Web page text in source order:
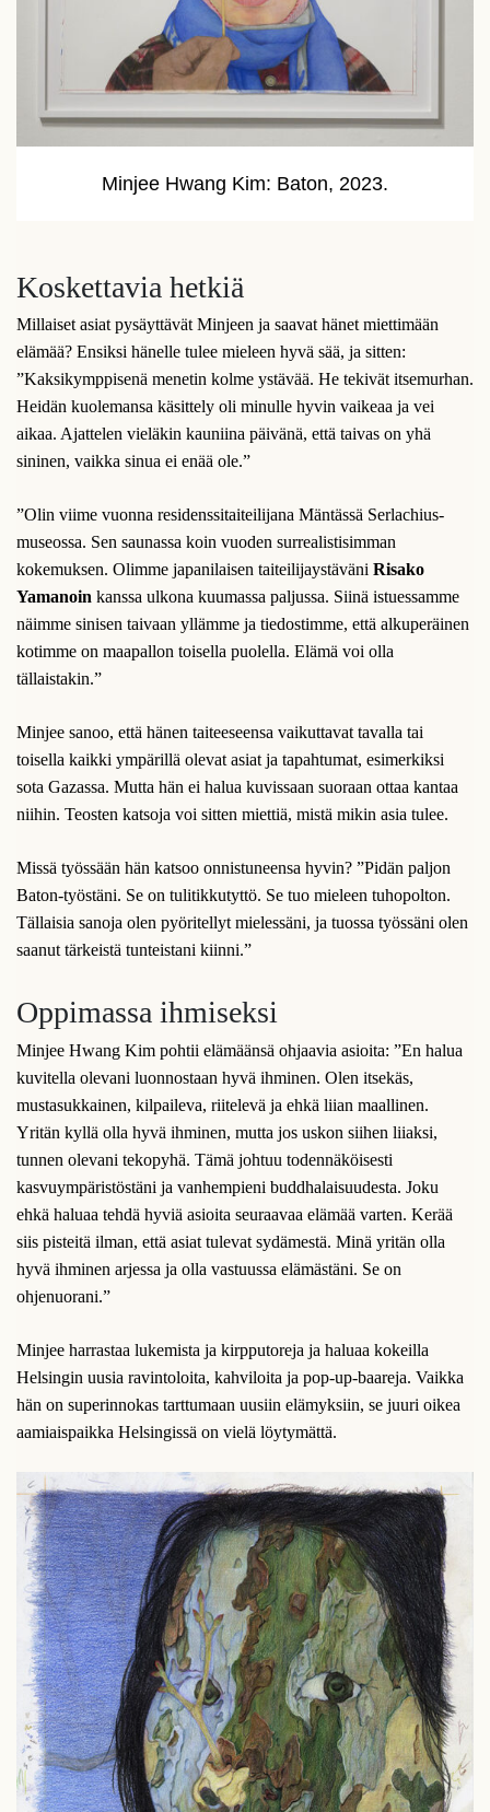
Minjee Hwang Kim: Baton, 2023.
Koskettavia hetkiä
Millaiset asiat pysäyttävät Minjeen ja saavat hänet miettimään
elämää? Ensiksi hänelle tulee mieleen hyvä sää, ja sitten:
”Kaksikymppisenä menetin kolme ystävää. He tekivät itsemurhan.
Heidän kuolemansa käsittely oli minulle hyvin vaikeaa ja vei
aikaa. Ajattelen vieläkin kauniina päivänä, että taivas on yhä
sininen, vaikka sinua ei enää ole.”
”Olin viime vuonna residenssitaiteilijana Mäntässä Serlachius-
museossa. Sen saunassa koin vuoden surrealistisimman
kokemuksen. Olimme japanilaisen taiteilijaystäväni Risako
Yamanoin kanssa ulkona kuumassa paljussa. Siinä istuessamme
näimme sinisen taivaan yllämme ja tiedostimme, että alkuperäinen
kotimme on maapallon toisella puolella. Elämä voi olla
tällaistakin.”
Minjee sanoo, että hänen taiteeseensa vaikuttavat tavalla tai
toisella kaikki ympärillä olevat asiat ja tapahtumat, esimerkiksi
sota Gazassa. Mutta hän ei halua kuvissaan suoraan ottaa kantaa
niihin. Teosten katsoja voi sitten miettiä, mistä mikin asia tulee.
Missä työssään hän katsoo onnistuneensa hyvin? ”Pidän paljon
Baton-työstäni. Se on tulitikkutyttö. Se tuo mieleen tuhopolton.
Tällaisia sanoja olen pyöritellyt mielessäni, ja tuossa työssäni olen
saanut tärkeistä tunteistani kiinni.”
Oppimassa ihmiseksi
Minjee Hwang Kim pohtii elämäänsä ohjaavia asioita: ”En halua
kuvitella olevani luonnostaan hyvä ihminen. Olen itsekäs,
mustasukkainen, kilpaileva, riitelevä ja ehkä liian maallinen.
Yritän kyllä olla hyvä ihminen, mutta jos uskon siihen liiaksi,
tunnen olevani tekopyhä. Tämä johtuu todennäköisesti
kasvuympäristöstäni ja vanhempieni buddhalaisuudesta. Joku
ehkä haluaa tehdä hyviä asioita seuraavaa elämää varten. Kerää
siis pisteitä ilman, että asiat tulevat sydämestä. Minä yritän olla
hyvä ihminen arjessa ja olla vastuussa elämästäni. Se on
ohjenuorani.”
Minjee harrastaa lukemista ja kirpputoreja ja haluaa kokeilla
Helsingin uusia ravintoloita, kahviloita ja pop-up-baareja. Vaikka
hän on superinnokas tarttumaan uusiin elämyksiin, se juuri oikea
aamiaispaikka Helsingissä on vielä löytymättä.